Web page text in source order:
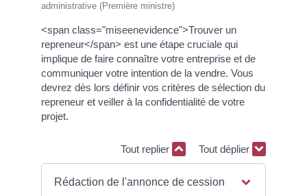
administrative (Première ministre)
<span class="miseenevidence">Trouver un
repreneur</span> est une étape cruciale qui
implique de faire connaître votre entreprise et de
communiquer votre intention de la vendre. Vous
devrez dès lors définir vos critères de sélection du
repreneur et veiller à la confidentialité de votre
projet.
Tout replier Tout déplier
Rédaction de l'annonce de cession